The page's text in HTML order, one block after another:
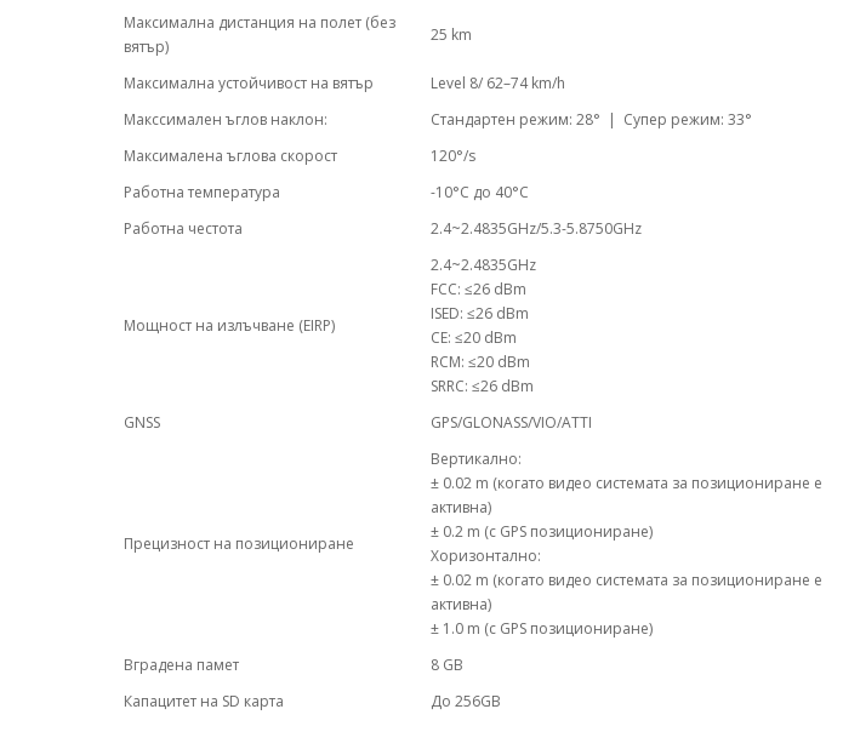
Максимална дистанция на полет (без
вятър)
25 km
Максимална устойчивост на вятър
Level 8/ 62–74 km/h
Макссимален ъглов наклон:
Стандартен режим: 28° | Супер режим: 33°
Максималена ъглова скорост
120°/s
Работна температура
-10°C до 40°C
Работна честота
2.4~2.4835GHz/5.3-5.8750GHz
Мощност на излъчване (EIRP)
2.4~2.4835GHz
FCC: ≤26 dBm
ISED: ≤26 dBm
CE: ≤20 dBm
RCM: ≤20 dBm
SRRC: ≤26 dBm
GNSS
GPS/GLONASS/VIO/ATTI
Прецизност на позициониране
Вертикално:
± 0.02 m (когато видео системата за позициониране е
активна)
± 0.2 m (с GPS позициониране)
Хоризонтално:
± 0.02 m (когато видео системата за позициониране е
активна)
± 1.0 m (с GPS позициониране)
Вградена памет
8 GB
Капацитет на SD карта
До 256GB